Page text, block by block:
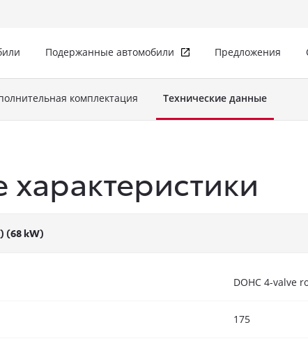
Подержанные автомобили Предложения
комплектация Технические данные
(68 kW)
DOHC 4-valve
175